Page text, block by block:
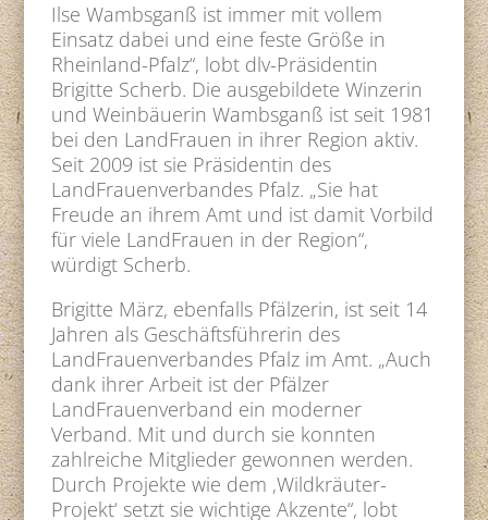
Ilse Wambsganß ist immer mit vollem
Einsatz dabei und eine feste Größe in
Rheinland-Pfalz“, lobt dlv-Präsidentin
Brigitte Scherb. Die ausgebildete Winzerin
und Weinbäuerin Wambsganß ist seit 1981
bei den LandFrauen in ihrer Region aktiv.
Seit 2009 ist sie Präsidentin des
LandFrauenverbandes Pfalz. „Sie hat
Freude an ihrem Amt und ist damit Vorbild
für viele LandFrauen in der Region“,
würdigt Scherb.
Brigitte März, ebenfalls Pfälzerin, ist seit 14
Jahren als Geschäftsführerin des
LandFrauenverbandes Pfalz im Amt. „Auch
dank ihrer Arbeit ist der Pfälzer
LandFrauenverband ein moderner
Verband. Mit und durch sie konnten
zahlreiche Mitglieder gewonnen werden.
Durch Projekte wie dem ‚Wildkräuter-
Projekt‘ setzt sie wichtige Akzente“, lobt